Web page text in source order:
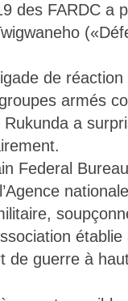
des FARDC a
de
armés
Rukunda a
Federal
de guerre à